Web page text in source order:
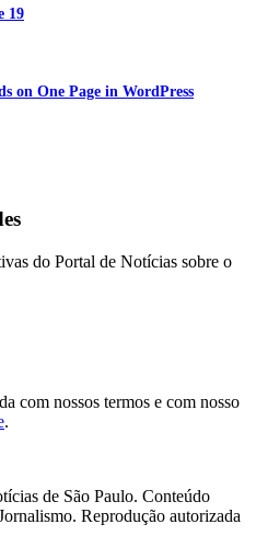
19
on One Page in WordPress
do Portal de Notícias sobre o
com nossos termos e com nosso
.
de São Paulo. Conteúdo
Reprodução autorizada